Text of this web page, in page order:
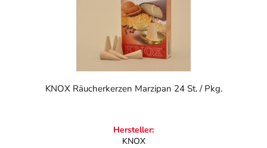
KNOX Räucherkerzen Marzipan 24 St. / Pkg.
Hersteller:
KNOX